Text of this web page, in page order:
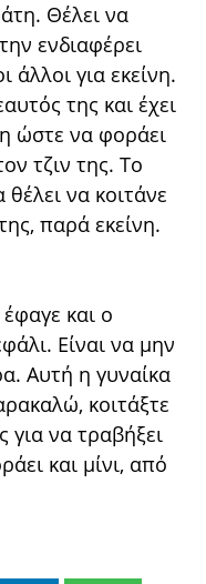
Θέλει να
ενδιαφέρει
για εκείνη.
της και έχει
ώστε να φοράει
τζιν της. Το
θέλει να κοιτάνε
παρά εκείνη.
και ο
Είναι να μην
Αυτή η γυναίκα
κοιτάξτε
για να τραβήξει
και μίνι, από